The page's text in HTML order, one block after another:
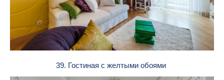
39. Гостиная с желтыми обоями